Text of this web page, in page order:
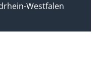
Westfalen